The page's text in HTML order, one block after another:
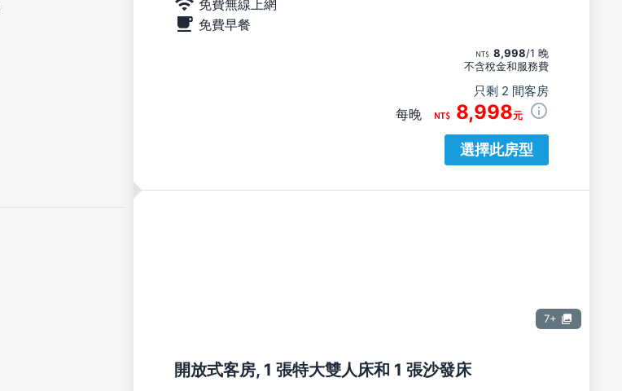
免費無線上網
免費早餐
8,998/1 晚
不含稅金和服務費
只剩 2 間客房
每晚 8,998元
選擇此房型
7+
開放式客房, 1 張特大雙人床和 1 張沙發床